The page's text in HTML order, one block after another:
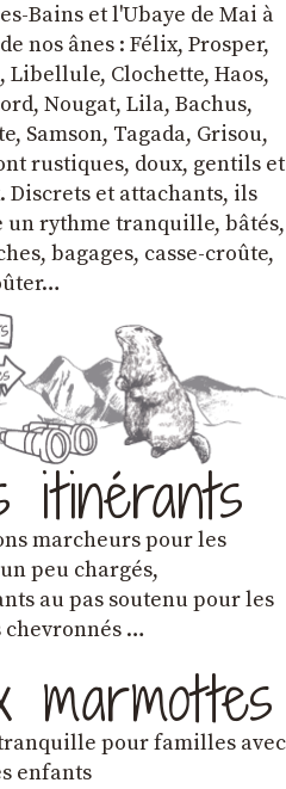
Bains et l'Ubaye de Mai à
nos ânes : Félix, Prosper,
Libellule, Clochette, Haos,
Nougat, Lila, Bachus,
Samson, Tagada, Grisou,
rustiques, doux, gentils et
et attachants, ils
un rythme tranquille, bâtés,
bagages, casse-croûte,
itinérants
marcheurs pour les
peu chargés,
au pas soutenu pour les
…
marmottes
pour familles avec
enfants